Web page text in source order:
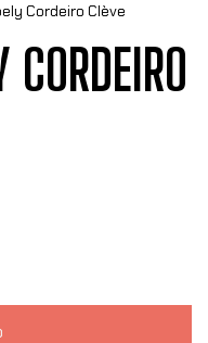
Cordeiro Clève